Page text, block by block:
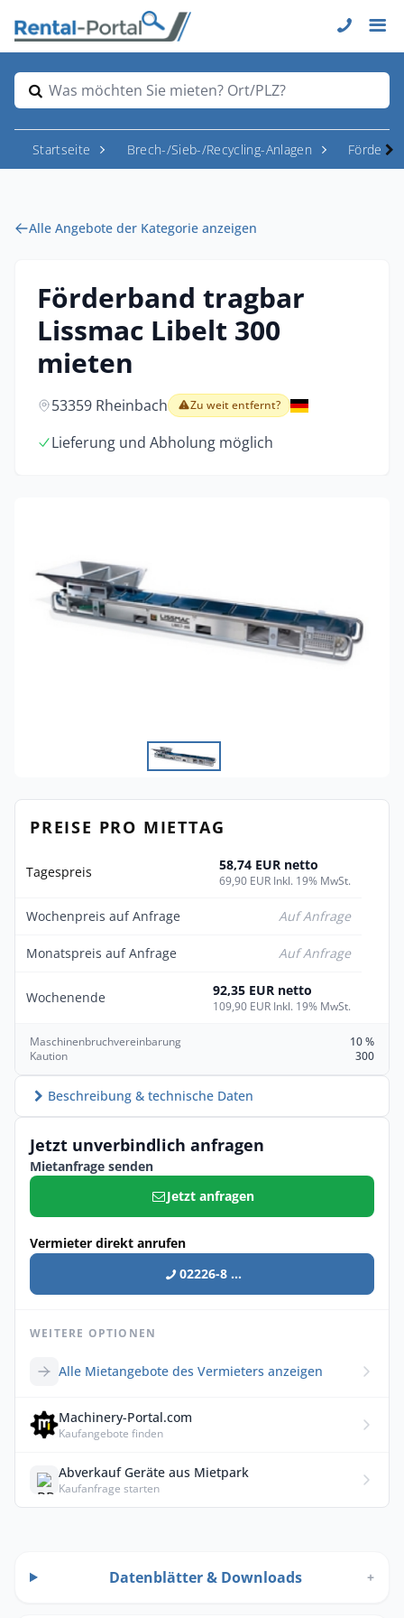
Was möchten Sie mieten? Ort/PLZ?
Startseite Brech-/Sieb-/Recycling-Anlagen
Alle Angebote der Kategorie anzeigen
Förderband tragbar
Lissmac Libelt 300
mieten
53359 Rheinbach Zu weit entfernt?
Lieferung und Abholung möglich
PREISE PRO MIETTAG
Tagespreis 58,74 EUR netto
69,90 EUR Inkl. 19% MwSt.
Wochenpreis auf Anfrage Auf Anfrage
Monatspreis auf Anfrage Auf Anfrage
Wochenende 92,35 EUR netto
109,90 EUR Inkl. 19% MwSt.
Maschinenbruchvereinbarung
10 %
Kaution
300
Beschreibung & technische Daten
Jetzt unverbindlich anfragen
Mietanfrage senden
Jetzt anfragen
Vermieter direkt anrufen
02226-8 ...
WEITERE OPTIONEN
Alle Mietangebote des Vermieters anzeigen
Machinery-Portal.com
Kaufangebote finden
Abverkauf Geräte aus Mietpark
Kaufanfrage starten
Datenblätter & Downloads +